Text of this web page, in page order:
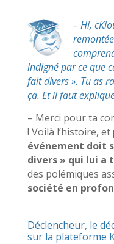
– Hi,
indigné par ce que
fait divers ». Tu as
ça. Et il faut
– Merci pour ta
! Voilà l’histoire, et
événement doit
divers » qui lui
des polémiques
société en
Déclencheur, le
sur la plateforme